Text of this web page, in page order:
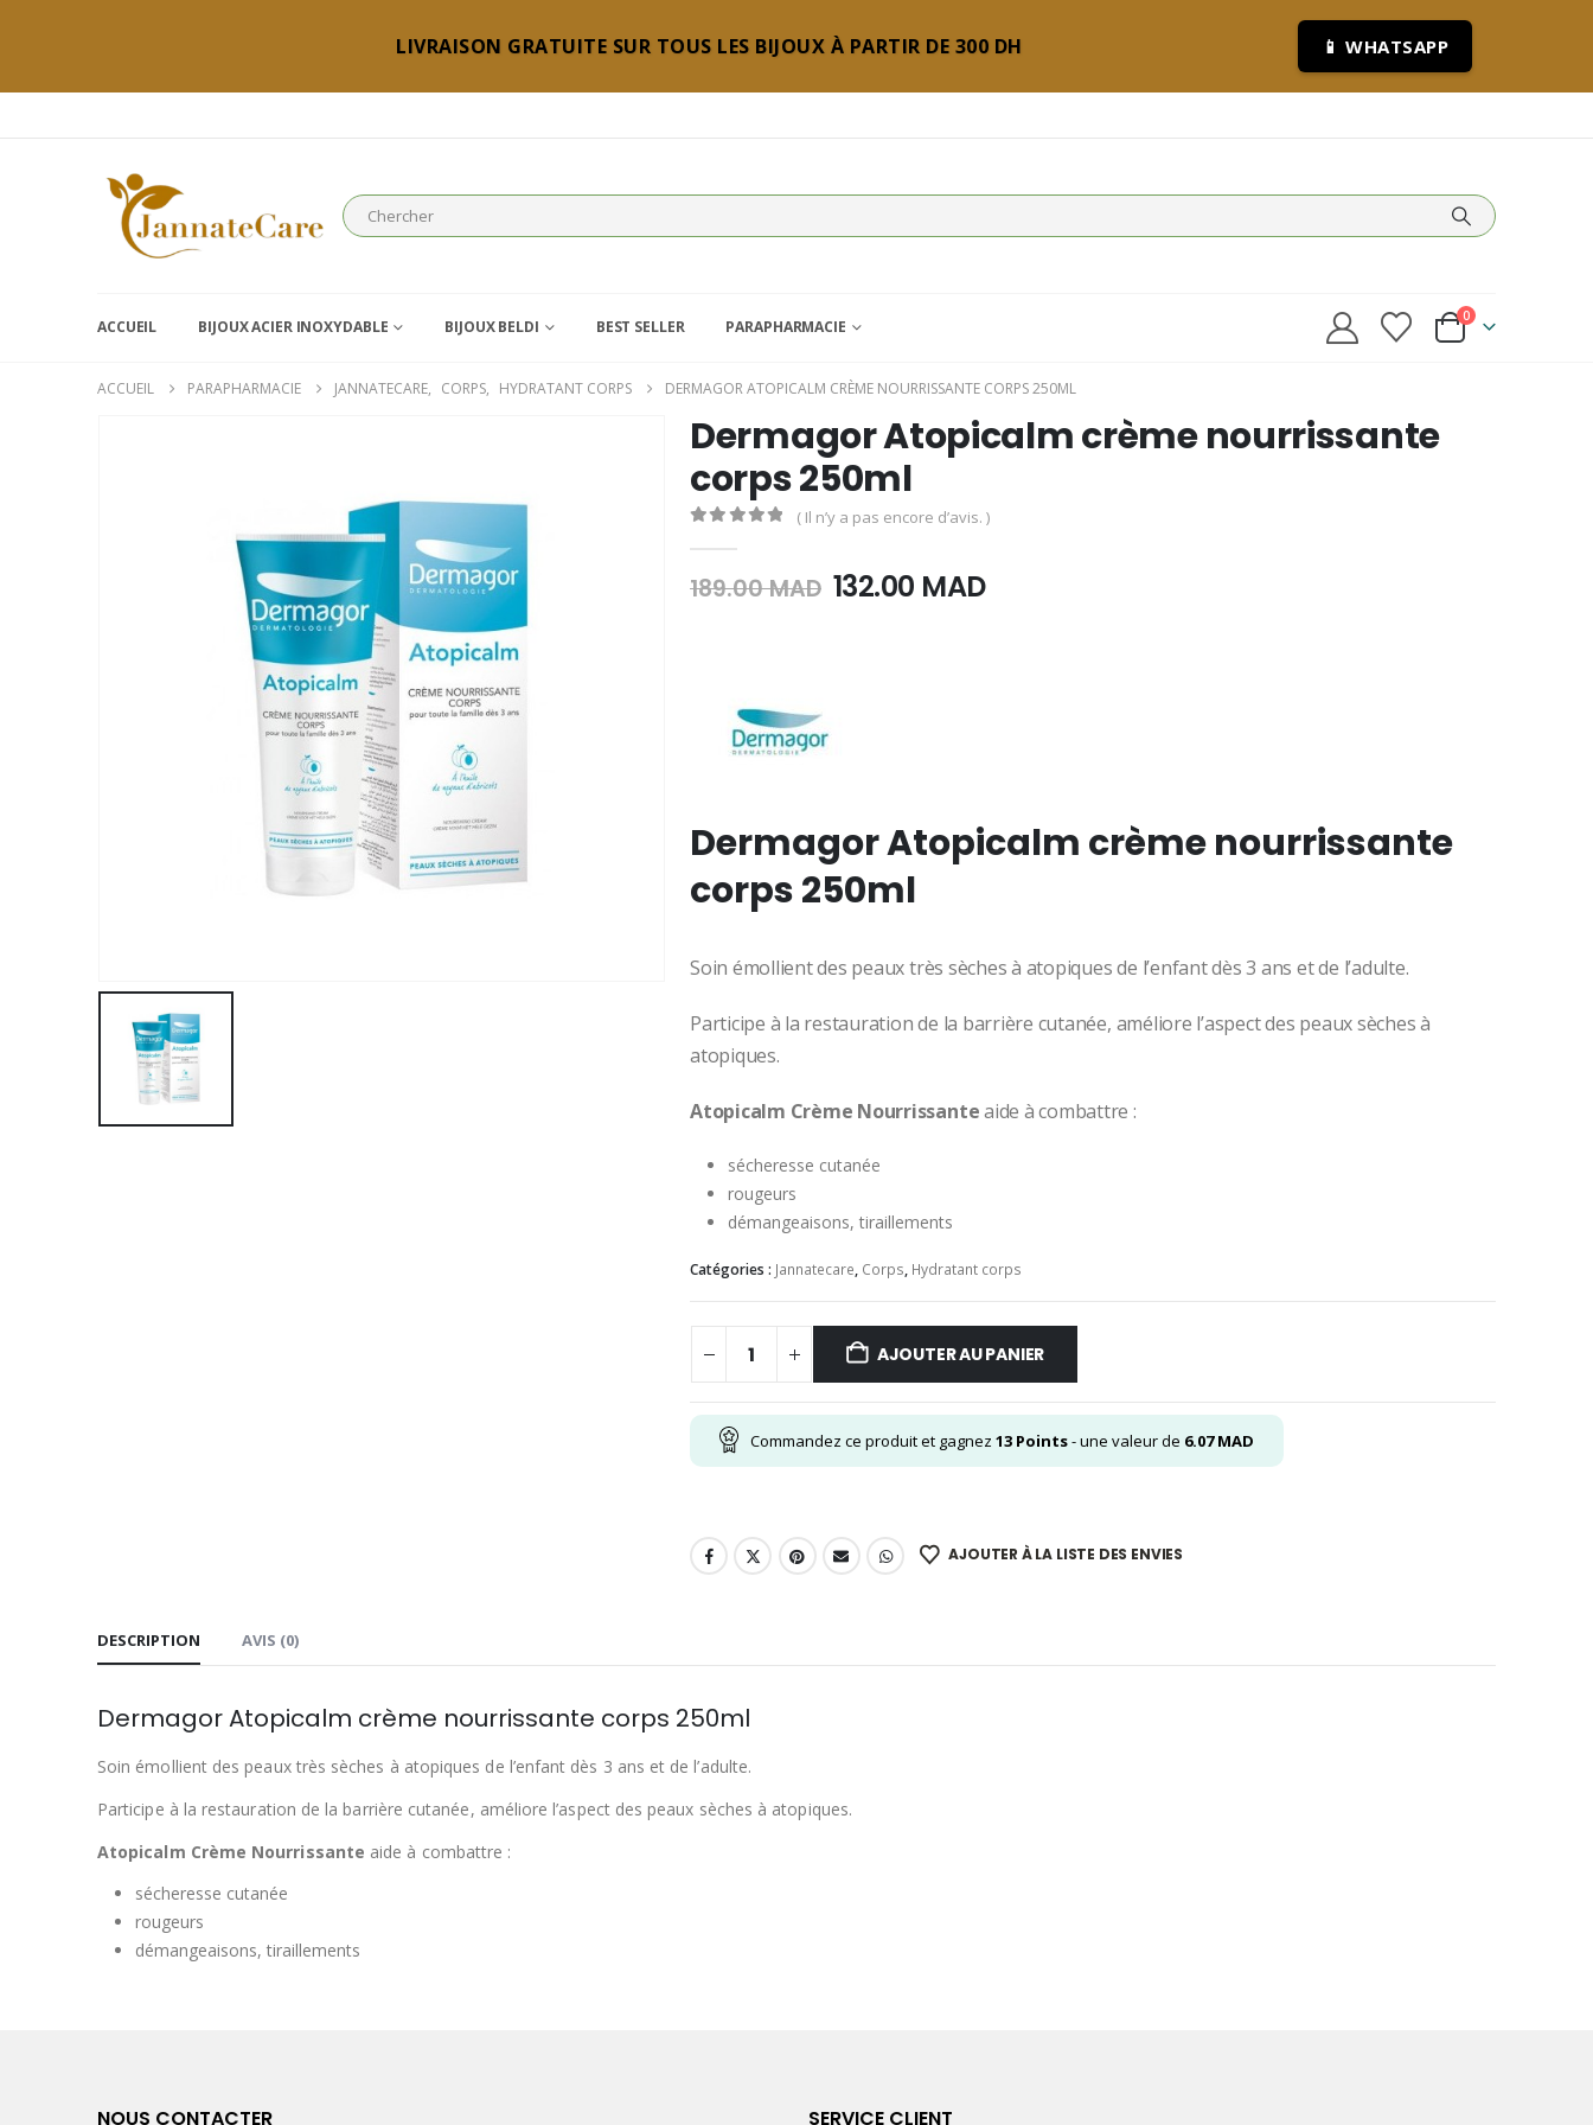
LIVRAISON GRATUITE SUR TOUS LES BIJOUX À PARTIR DE 300 DH 📱 WHATSAPP
ACCUEIL BIJOUX ACIER INOXYDABLE BIJOUX BELDI BEST SELLER PARAPHARMACIE
0
ACCUEIL PARAPHARMACIE JANNATECARE, CORPS, HYDRATANT CORPS DERMAGOR ATOPICALM CRÈME NOURRISSANTE CORPS 250ML
Dermagor Atopicalm crème nourrissante
corps 250ml
( Il n’y a pas encore d’avis. )
189.00MAD Le
132.00 MADLe
Dermagor Atopicalm crème nourrissante
corps 250ml
Soin émollient des peaux très sèches à atopiques de l’enfant dès 3 ans et de l’adulte.
Participe à la restauration de la barrière cutanée, améliore l’aspect des peaux sèches à
atopiques.
Atopicalm Crème Nourrissanteaide à combattre :
sécheresse cutanée
rougeurs
démangeaisons, tiraillements
Catégories : Jannatecare, Corps, Hydratant corps
AJOUTER AU PANIER
Commandez ce produit et gagnez 13 Points- une valeur de 6.07MAD
AJOUTER À LA LISTE DES ENVIES
DESCRIPTION AVIS (0)
Dermagor Atopicalm crème nourrissante corps 250ml
Soin émollient des peaux très sèches à atopiques de l’enfant dès 3 ans et de l’adulte.
Participe à la restauration de la barrière cutanée, améliore l’aspect des peaux sèches à atopiques.
Atopicalm Crème Nourrissante aide à combattre :
sécheresse cutanée
rougeurs
démangeaisons, tiraillements
NOUS CONTACTER SERVICE CLIENT